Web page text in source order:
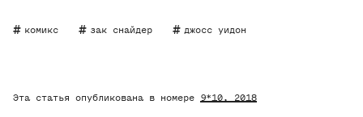
комикс зак снайдер джосс уидон
Эта статья опубликована в номере 9*10, 2018